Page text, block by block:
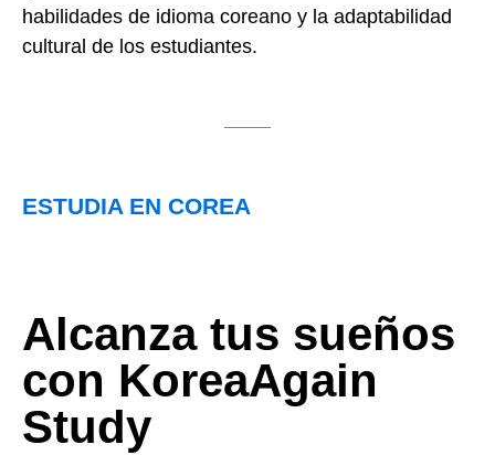
habilidades de idioma coreano y la adaptabilidad
cultural de los estudiantes.
ESTUDIA EN COREA
Alcanza tus sueños
con KoreaAgain
Study